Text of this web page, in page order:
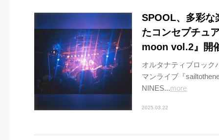
SPOOL、多彩な
たコンセプチュ
moon vol.2』開
オルタナティブロック
マンライブ『
NINES...more
2025.03.22